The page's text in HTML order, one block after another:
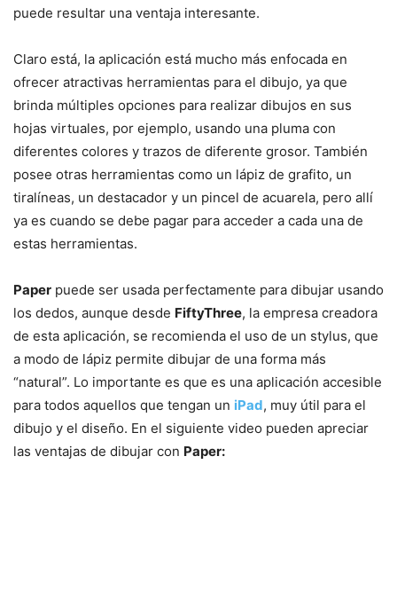
puede resultar una ventaja interesante.
Claro está, la aplicación está mucho más enfocada en
ofrecer atractivas herramientas para el dibujo, ya que
brinda múltiples opciones para realizar dibujos en sus
hojas virtuales, por ejemplo, usando una pluma con
diferentes colores y trazos de diferente grosor. También
posee otras herramientas como un lápiz de grafito, un
tiralíneas, un destacador y un pincel de acuarela, pero allí
ya es cuando se debe pagar para acceder a cada una de
estas herramientas.
Paper puede ser usada perfectamente para dibujar usando
los dedos, aunque desde FiftyThree, la empresa creadora
de esta aplicación, se recomienda el uso de un stylus, que
a modo de lápiz permite dibujar de una forma más
“natural”. Lo importante es que es una aplicación accesible
para todos aquellos que tengan un iPad, muy útil para el
dibujo y el diseño. En el siguiente video pueden apreciar
las ventajas de dibujar con Paper: